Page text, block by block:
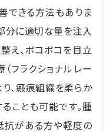
できる方法もありま
分に適切な量を注入
え、ボコボコを目立
フラクショナルレー
、瘢痕組織を柔らか
ことも可能です。腫
抗がある方や軽度の